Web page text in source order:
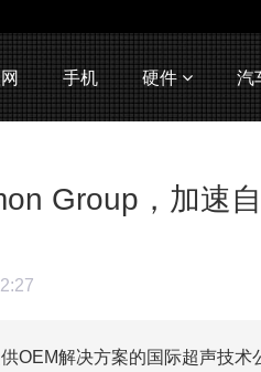
手机 硬件 汽
Group，加速
OEM解决方案的国际超声技术